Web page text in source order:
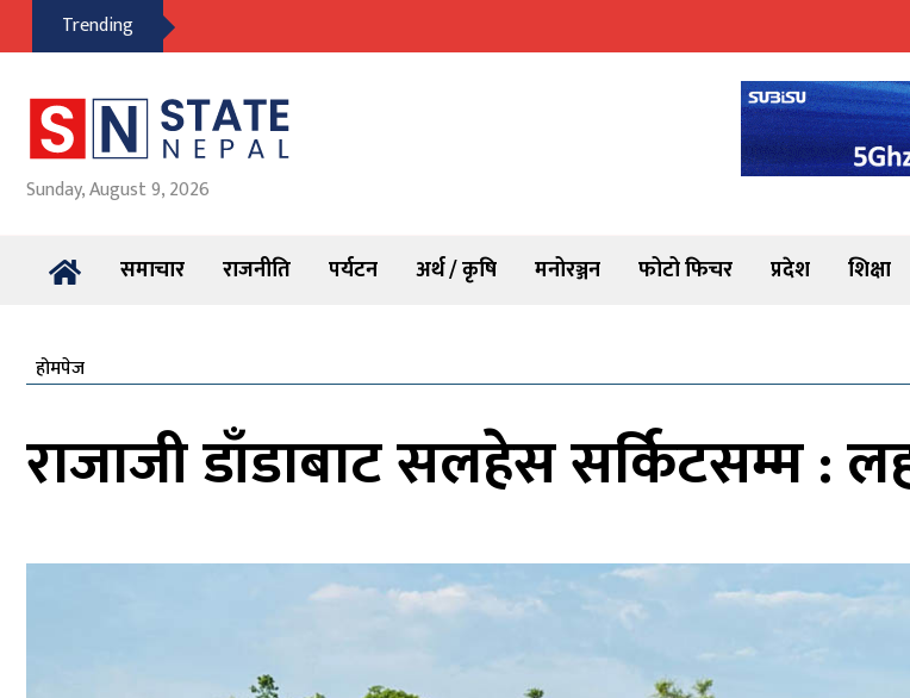
Trending
Sunday, August 9, 2026
समाचार राजनीति पर्यटन अर्थ / कृषि मनोरञ्जन फोटो फिचर प्रदेश शिक्षा
होमपेज
राजाजी डाँडाबाट सलहेस सर्किटसम्म :